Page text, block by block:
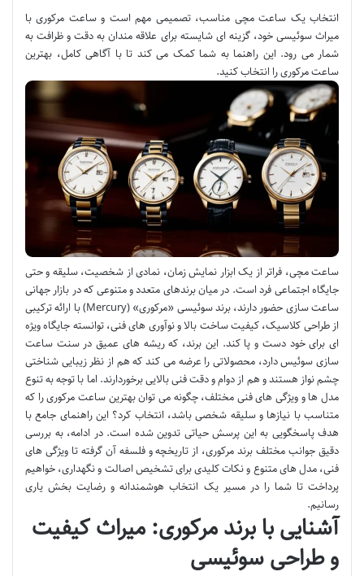
انتخاب یک ساعت مچی مناسب، تصمیمی مهم است و ساعت مرکوری با
میراث سوئیسی خود، گزینه ای شایسته برای علاقه مندان به دقت و ظرافت به
شمار می رود. این راهنما به شما کمک می کند تا با آگاهی کامل، بهترین
ساعت مرکوری را انتخاب کنید.
ساعت مچی، فراتر از یک ابزار نمایش زمان، نمادی از شخصیت، سلیقه و حتی
جایگاه اجتماعی فرد است. در میان برندهای متعدد و متنوعی که در بازار جهانی
ساعت سازی حضور دارند، برند سوئیسی «مرکوری» (Mercury) با ارائه ترکیبی
از طراحی کلاسیک، کیفیت ساخت بالا و نوآوری های فنی، توانسته جایگاه ویژه
ای برای خود دست و پا کند. این برند، که ریشه های عمیق در سنت ساعت
سازی سوئیس دارد، محصولاتی را عرضه می کند که هم از نظر زیبایی شناختی
چشم نواز هستند و هم از دوام و دقت فنی بالایی برخوردارند. اما با توجه به تنوع
مدل ها و ویژگی های فنی مختلف، چگونه می توان بهترین ساعت مرکوری را که
متناسب با نیازها و سلیقه شخصی باشد، انتخاب کرد؟ این راهنمای جامع با
هدف پاسخگویی به این پرسش حیاتی تدوین شده است. در ادامه، به بررسی
دقیق جوانب مختلف برند مرکوری، از تاریخچه و فلسفه آن گرفته تا ویژگی های
فنی، مدل های متنوع و نکات کلیدی برای تشخیص اصالت و نگهداری، خواهیم
پرداخت تا شما را در مسیر یک انتخاب هوشمندانه و رضایت بخش یاری
رسانیم.
آشنایی با برند مرکوری: میراث کیفیت
و طراحی سوئیسی